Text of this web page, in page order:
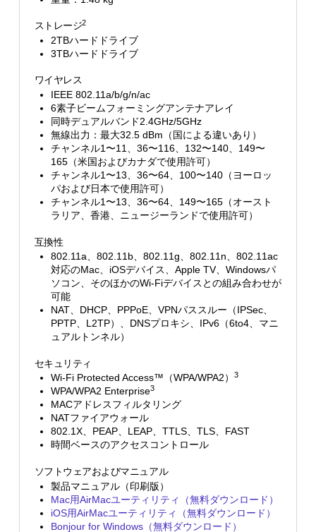
ストレージ2
2TBハードドライブ
3TBハードドライブ
ワイヤレス
IEEE 802.11a/b/g/n/ac
6素子ビームフォーミングアンテナアレイ
同時デュアルバンド2.4GHz/5GHz
無線出力：最大32.5 dBm（国による違いあり）
チャンネル1〜11、36〜116、132〜140、149〜
165（米国およびカナダで使用許可）
チャンネル1〜13、36〜64、100〜140（ヨーロッ
パおよび日本で使用許可）
チャンネル1〜13、36〜64、149〜165（オースト
ラリア、香港、ニュージーランドで使用許可）
互換性
802.11a、802.11b、802.11g、802.11n、802.11ac
対応のMac、iOSデバイス、Apple TV、Windowsパ
ソコン、そのほかのWi-Fiデバイスとの組み合わせが
可能
NAT、DHCP、PPPoE、VPNパススルー（IPSec、
PPTP、L2TP）、DNSプロキシ、IPv6（6to4、マニ
ュアルトンネル）
セキュリティ
Wi-Fi Protected Access™（WPA/WPA2）3
WPA/WPA2 Enterprise3
MACアドレスフィルタリング
NATファイアウォール
802.1X、PEAP、LEAP、TTLS、TLS、FAST
時間ベースのアクセスコントロール
ソフトウェアおよびマニュアル
製品マニュアル（印刷版）
Mac用AirMacユーティリティ（無料ダウンロード）
iOS用AirMacユーティリティ（無料ダウンロード）
Bonjour for Windows（無料ダウンロード）